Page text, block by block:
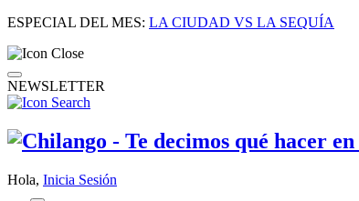
ESPECIAL DEL MES: LA CIUDAD VS LA SEQUÍA
NEWSLETTER
Hola, Inicia Sesión